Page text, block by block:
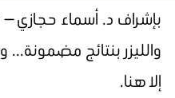
بإشراف د. أسماء حجازي —
والليزر بنتائج
إلا هنا.